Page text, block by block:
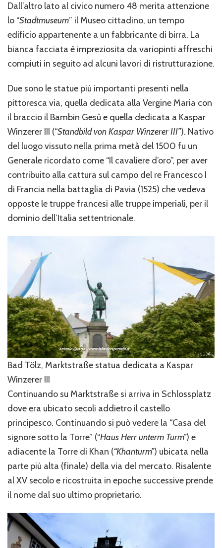
Dall’altro lato al civico numero 48 merita attenzione
lo “Stadtmuseum” il Museo cittadino, un tempo
edificio appartenente a un fabbricante di birra. La
bianca facciata è impreziosita da variopinti affreschi
compiuti in seguito ad alcuni lavori di ristrutturazione.
Due sono le statue più importanti presenti nella
pittoresca via, quella dedicata alla Vergine Maria con
il braccio il Bambin Gesù e quella dedicata a Kaspar
Winzerer III (“Standbild von Kaspar Winzerer III”). Nativo
del luogo vissuto nella prima metà del 1500 fu un
Generale ricordato come “Il cavaliere d’oro”, per aver
contribuito alla cattura sul campo del re Francesco I
di Francia nella battaglia di Pavia (1525) che vedeva
opposte le truppe francesi alle truppe imperiali, per il
dominio dell’Italia settentrionale.
Bad Tölz, Marktstraße statua dedicata a Kaspar
Winzerer III
Continuando su Marktstraße si arriva in Schlossplatz
dove era ubicato secoli addietro il castello
principesco. Continuando si può vedere la “Casa del
signore sotto la Torre” (“Haus Herr unterm Turm”) e
adiacente la Torre di Khan (“Khanturm”) ubicata nella
parte più alta (finale) della via del mercato. Risalente
al XV secolo e ricostruita in epoche successive prende
il nome dal suo ultimo proprietario.